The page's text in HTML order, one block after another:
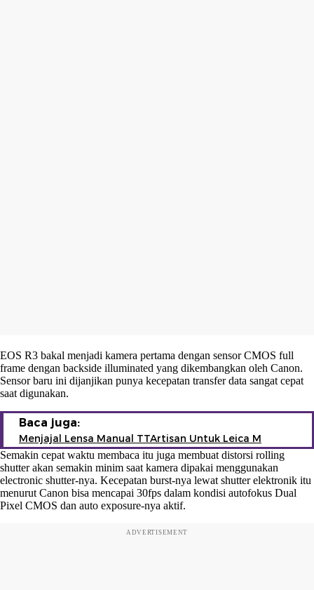
EOS R3 bakal menjadi kamera pertama dengan sensor CMOS full
frame dengan backside illuminated yang dikembangkan oleh Canon.
Sensor baru ini dijanjikan punya kecepatan transfer data sangat cepat
saat digunakan.
Baca juga:
Menjajal Lensa Manual TTArtisan Untuk Leica M
Semakin cepat waktu membaca itu juga membuat distorsi rolling
shutter akan semakin minim saat kamera dipakai menggunakan
electronic shutter-nya. Kecepatan burst-nya lewat shutter elektronik itu
menurut Canon bisa mencapai 30fps dalam kondisi autofokus Dual
Pixel CMOS dan auto exposure-nya aktif.
ADVERTISEMENT